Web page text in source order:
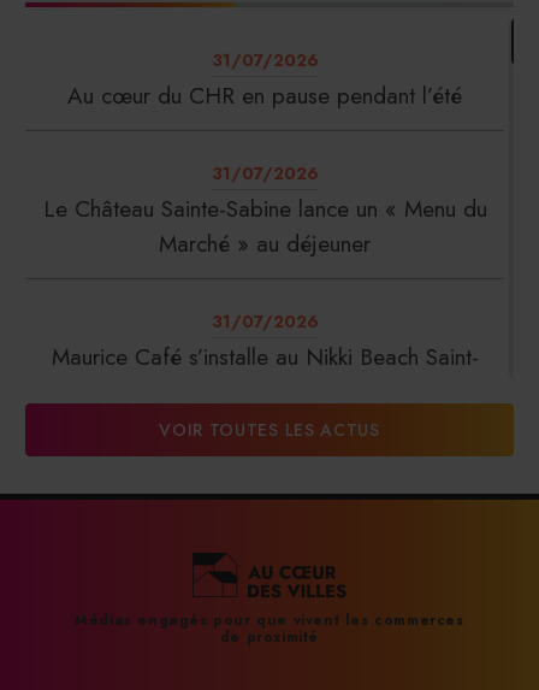
31/07/2026
Au cœur du CHR en pause pendant l’été
31/07/2026
Le Château Sainte-Sabine lance un « Menu du
Marché » au déjeuner
31/07/2026
Maurice Café s’installe au Nikki Beach Saint-
DalterFood Group franchit les 200 millions
31/07/2026
La Liste : La Réserve Paris de nouveau meilleur
VOIR TOUTES LES ACTUS
Médias engagés pour que vivent les commerces
de proximité